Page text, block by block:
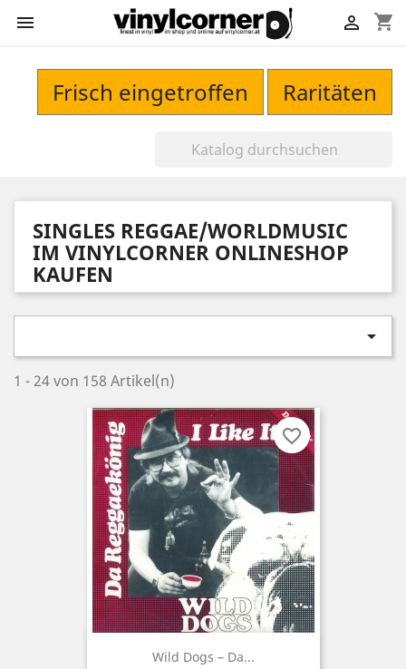
 shopping_cart

Frisch eingetroffen Raritäten
SINGLES REGGAE/WORLDMUSIC
IM VINYLCORNER ONLINESHOP
KAUFEN

1 - 24 von 158 Artikel(n)
Wild Dogs – Da...
favorite_border